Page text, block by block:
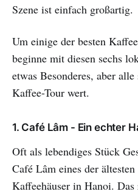
Szene ist einfach großartig.
Um einige der besten
beginne mit diesen sechs
etwas Besonderes, aber
Kaffee-Tour wert.
1. Café Lâm - Ein echter
Oft als lebendiges Stück
Café Lâm eines der
Kaffeehäuser in Hanoi.